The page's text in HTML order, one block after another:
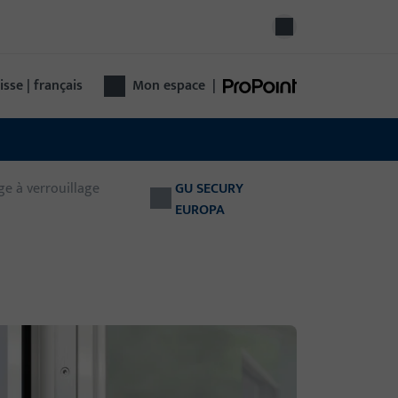
| français Mon espace |
sûre, polyvalente.
à verrouillage
GU SECURY
EUROPA